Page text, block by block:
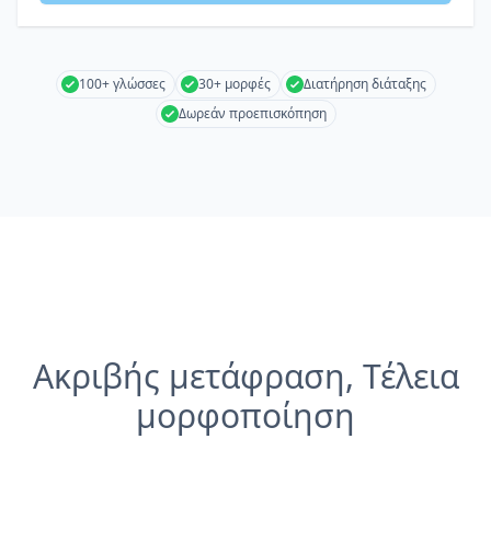
100+ γλώσσες 30+ μορφές
Διατήρηση διάταξης
Δωρεάν προεπισκόπηση
Ακριβής μετάφραση, Τέλεια
μορφοποίηση